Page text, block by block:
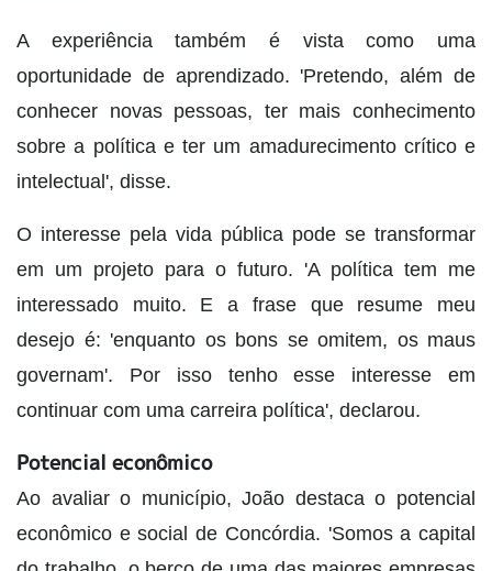
A experiência também é vista como uma
oportunidade de aprendizado. 'Pretendo, além de
conhecer novas pessoas, ter mais conhecimento
sobre a política e ter um amadurecimento crítico e
intelectual', disse.
O interesse pela vida pública pode se transformar
em um projeto para o futuro. 'A política tem me
interessado muito. E a frase que resume meu
desejo é: 'enquanto os bons se omitem, os maus
governam'. Por isso tenho esse interesse em
continuar com uma carreira política', declarou.
Potencial econômico
Ao avaliar o município, João destaca o potencial
econômico e social de Concórdia. 'Somos a capital